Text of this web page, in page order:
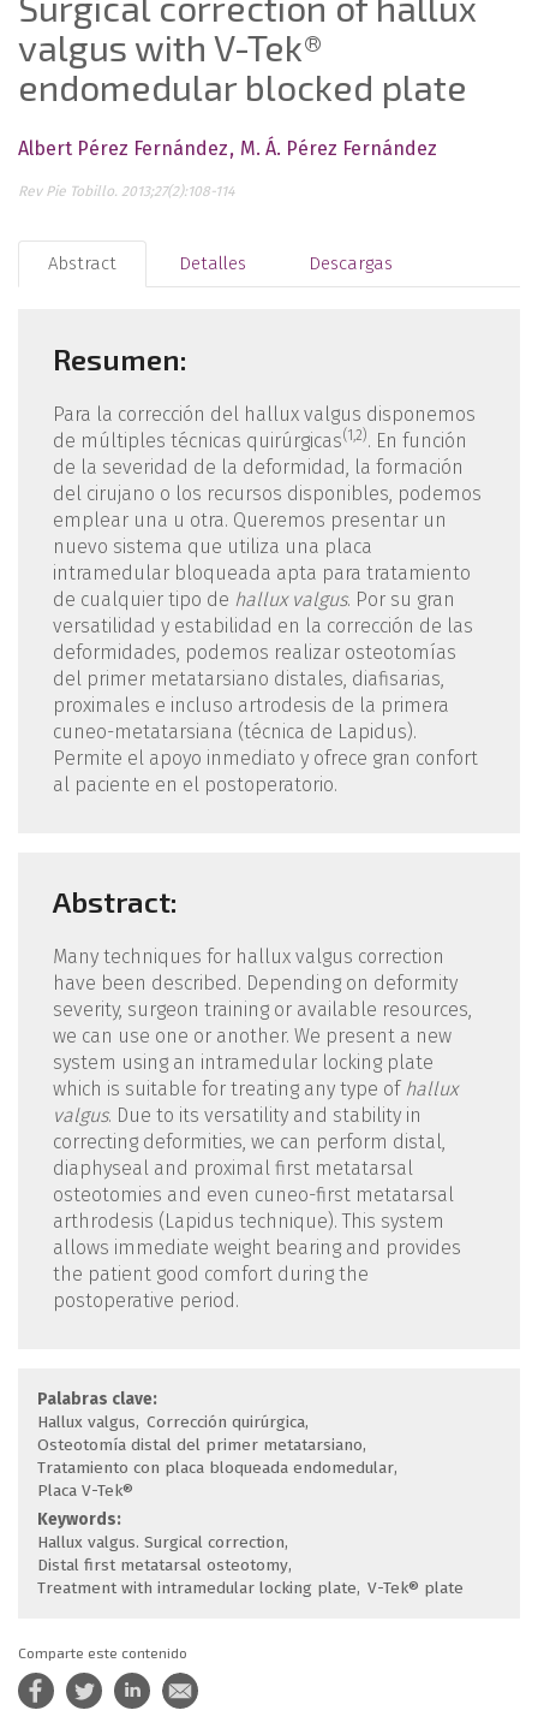
valgus with V-Tek®
endomedular blocked plate
Albert Pérez Fernández M. Á. Pérez Fernández
Rev Pie Tobillo. 2013;27(2):108-114
Abstract Detalles Descargas
Resumen:
Para la corrección del hallux valgus disponemos
de múltiples técnicas quirúrgicas(1,2). En función
de la severidad de la deformidad, la formación
del cirujano o los recursos disponibles, podemos
emplear una u otra. Queremos presentar un
nuevo sistema que utiliza una placa
intramedular bloqueada apta para tratamiento
de cualquier tipo de hallux valgus. Por su gran
versatilidad y estabilidad en la corrección de las
deformidades, podemos realizar osteotomías
del primer metatarsiano distales, diafisarias,
proximales e incluso artrodesis de la primera
cuneo-metatarsiana (técnica de Lapidus).
Permite el apoyo inmediato y ofrece gran confort
al paciente en el postoperatorio.
Abstract:
Many techniques for hallux valgus correction
have been described. Depending on deformity
severity, surgeon training or available resources,
we can use one or another. We present a new
system using an intramedular locking plate
which is suitable for treating any type of hallux
valgus. Due to its versatility and stability in
correcting deformities, we can perform distal,
diaphyseal and proximal first metatarsal
osteotomies and even cuneo-first metatarsal
arthrodesis (Lapidus technique). This system
allows immediate weight bearing and provides
the patient good comfort during the
postoperative period.
Palabras clave:
Hallux valgus Corrección quirúrgica
Osteotomía distal del primer metatarsiano
Tratamiento con placa bloqueada endomedular
Placa V-Tek®
Keywords:
Hallux valgus. Surgical correction
Distal first metatarsal osteotomy
Treatment with intramedular locking plate V-Tek® plate
Comparte este contenido